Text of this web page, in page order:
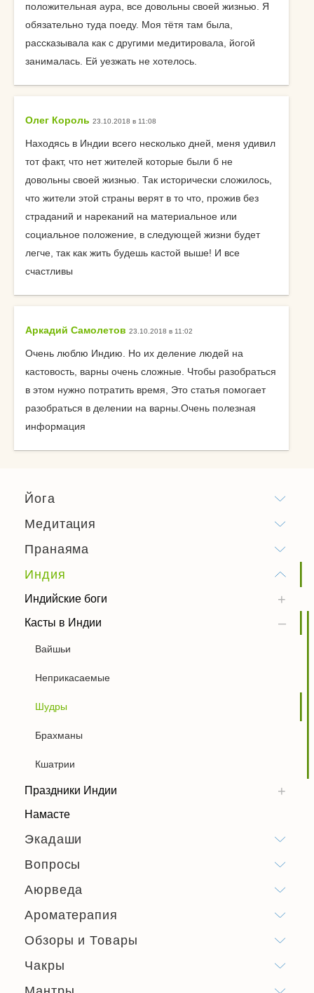
положительная аура, все довольны своей жизнью. Я
обязательно туда поеду. Моя тётя там была,
рассказывала как с другими медитировала, йогой
занималась. Ей уезжать не хотелось.
Олег Король 23.10.2018 в 11:08
Находясь в Индии всего несколько дней, меня удивил
тот факт, что нет жителей которые были б не
довольны своей жизнью. Так исторически сложилось,
что жители этой страны верят в то что, прожив без
страданий и нареканий на материальное или
социальное положение, в следующей жизни будет
легче, так как жить будешь кастой выше! И все
счастливы
Аркадий Самолетов 23.10.2018 в 11:02
Очень люблю Индию. Но их деление людей на
кастовость, варны очень сложные. Чтобы разобраться
в этом нужно потратить время, Это статья помогает
разобраться в делении на варны.Очень полезная
информация
Йога
Медитация
Пранаяма
Индия
Индийские боги
Касты в Индии
Вайшьи
Неприкасаемые
Шудры
Брахманы
Кшатрии
Праздники Индии
Намасте
Экадаши
Вопросы
Аюрведа
Ароматерапия
Обзоры и Товары
Чакры